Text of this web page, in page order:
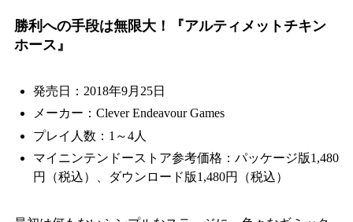
勝利への手段は無限大！『アルティメットチキン
ホース』
発売日：2018年9月25日
メーカー：Clever Endeavour Games
プレイ人数：1～4人
マイニンテンドーストア参考価格：パッケージ版1,480
円（税込）、ダウンロード版1,480円（税込）